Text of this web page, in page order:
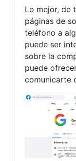
Lo mejor, de
páginas de
teléfono a
puede ser
sobre la
puede
comunicarte